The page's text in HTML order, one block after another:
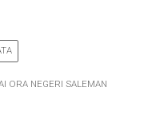
ORA NEGERI SALEMAN